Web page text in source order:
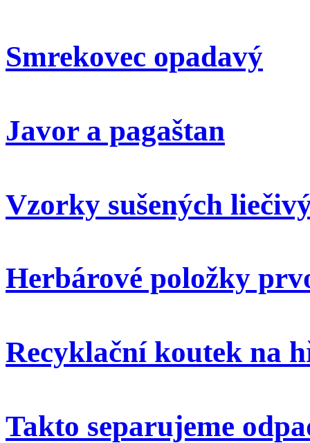
Smrekovec opadavý
Javor a pagaštan
Vzorky sušených
Herbárové položky
Recyklační koutek na
Takto separujeme